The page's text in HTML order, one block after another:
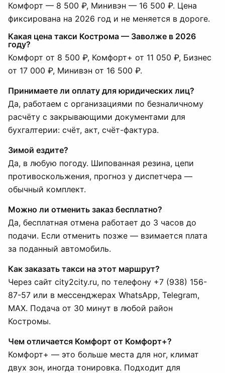
Комфорт — 8 500 ₽, Минивэн — 16 500 ₽. Цена
фиксирована на 2026 год и не меняется в дороге.
Какая цена такси Кострома — Заволже в 2026
году?
Комфорт от 8 500 ₽, Комфорт+ от 11 050 ₽, Бизнес
от 17 000 ₽, Минивэн от 16 500 ₽.
Принимаете ли оплату для юридических лиц?
Да, работаем с организациями по безналичному
расчёту с закрывающими документами для
бухгалтерии: счёт, акт, счёт-фактура.
Зимой ездите?
Да, в любую погоду. Шипованная резина, цепи
противоскольжения, прогноз у диспетчера —
обычный комплект.
Можно ли отменить заказ бесплатно?
Да, бесплатная отмена работает до 3 часов до
подачи. Если отменить позже — взимается плата
за поданный автомобиль.
Как заказать такси на этот маршрут?
Через сайт city2city.ru, по телефону +7 (938) 156-
87-57 или в мессенджерах WhatsApp, Telegram,
MAX. Подача от 30 минут в любой район
Костромы.
Чем отличается Комфорт от Комфорт+?
Комфорт+ — это больше места для ног, климат
двух зон, иногда тонировка. Подходит для